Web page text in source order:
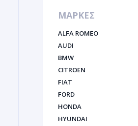
ΜΑΡΚΕΣ
ALFA ROMEO
AUDI
BMW
CITROEN
FIAT
FORD
HONDA
HYUNDAI